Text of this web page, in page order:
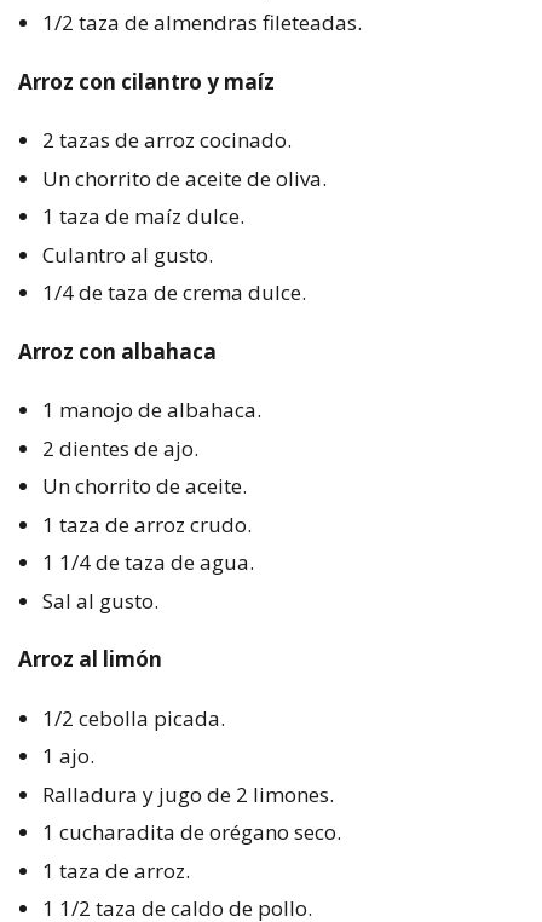
1/2 taza de almendras fileteadas.
Arroz con cilantro y maíz
2 tazas de arroz cocinado.
Un chorrito de aceite de oliva.
1 taza de maíz dulce.
Culantro al gusto.
1/4 de taza de crema dulce.
Arroz con albahaca
1 manojo de albahaca.
2 dientes de ajo.
Un chorrito de aceite.
1 taza de arroz crudo.
1 1/4 de taza de agua.
Sal al gusto.
Arroz al limón
1/2 cebolla picada.
1 ajo.
Ralladura y jugo de 2 limones.
1 cucharadita de orégano seco.
1 taza de arroz.
1 1/2 taza de caldo de pollo.